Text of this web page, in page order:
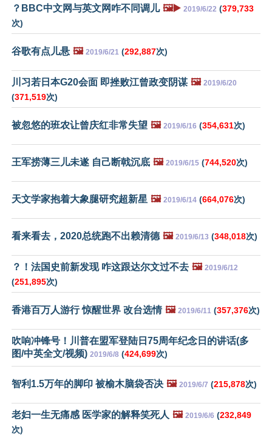
？BBC中文网与英文网咋不同调儿 🖼️▶️ 2019/6/22 (379,733
次)
谷歌有点儿悬 🖼️ 2019/6/21 (292,887次)
川习若日本G20会面 即挫败江曾政变阴谋 🖼️ 2019/6/20
(371,519次)
被忽悠的班农让曾庆红非常失望 🖼️ 2019/6/16 (354,631次)
王军捞薄三儿未遂 自己断戟沉底 🖼️ 2019/6/15 (744,520次)
天文学家抱着大象腿研究超新星 🖼️ 2019/6/14 (664,076次)
看来看去，2020总统跑不出赖清德 🖼️ 2019/6/13 (348,018次)
？！法国史前新发现 咋这跟达尔文过不去 🖼️ 2019/6/12
(251,895次)
香港百万人游行 惊醒世界 改台选情 🖼️ 2019/6/11 (357,376次)
吹响冲锋号！川普在盟军登陆日75周年纪念日的讲话(多
图/中英全文/视频) 2019/6/8 (424,699次)
智利1.5万年的脚印 被榆木脑袋否决 🖼️ 2019/6/7 (215,878次)
老妇一生无痛感 医学家的解释笑死人 🖼️ 2019/6/6 (232,849
次)